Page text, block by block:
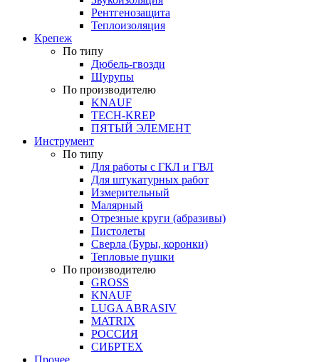
Рентгенозащита
Теплоизоляция
Крепеж
По типу
Дюбель-гвозди
Шурупы
По производителю
KNAUF
TECH-KREP
ПЯТЫЙ ЭЛЕМЕНТ
Инструмент
По типу
Для работы с ГКЛ и ГВЛ
Для штукатурных работ
Измерительный
Малярный
Отрезные круги (абразивы)
Пистолеты
Сверла (Буры, коронки)
Тепловые пушки
По производителю
GROSS
KNAUF
LUGA ABRASIV
MATRIX
РОССИЯ
СИБРТЕХ
Прочее